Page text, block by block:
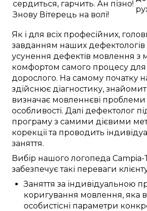
сердиться, гарчить. Ан пізно!
Знову Вітерець на волі!
Як і для всіх професійних,
завданням наших дефектологів
усунення дефектів мовлення з
комфортом самого процесу для
дорослого. На самому початку
здійснює діагностику,
визначає мовленнєві проблеми
особливості. Далі дефектолог
програму з самими дієвими
корекціїта проводить
заняття.
Вибір нашого логопеда Campia-
забезпечує такі переваги
Заняття за індивідуальною
коригування мовлення, яка
особистісні параметри